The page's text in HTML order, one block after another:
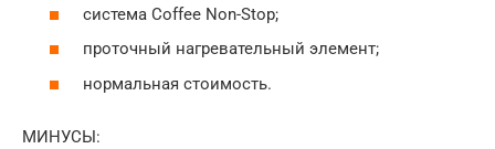
система Coffee Non-Stop;
проточный нагревательный элемент;
нормальная стоимость.
МИНУСЫ: